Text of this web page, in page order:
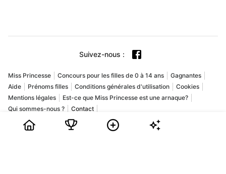
Suivez-nous :
Miss Princesse Concours pour les filles de 0 à 14 ans
Gagnantes
Aide
Prénoms filles Conditions générales d'utilisation
Cookies
Mentions légales
Est-ce que Miss Princesse est une arnaque?
Qui sommes-nous ?
Contact
Copyright © 2009-2026 Playground USA Inc. Tous droits réservés.